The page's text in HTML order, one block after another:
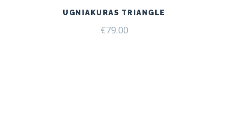
UGNIAKURAS TRIANGLE
€79.00